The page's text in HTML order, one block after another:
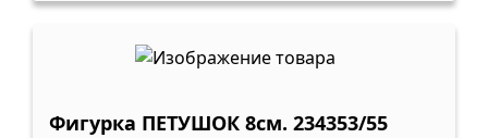
Фигурка ПЕТУШОК 8см. 234353/55